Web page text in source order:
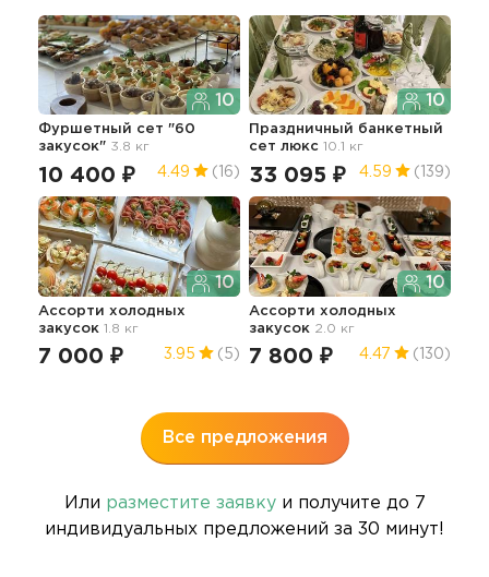
10
Фуршетный сет "60
закусок" 3.8 кг
10 400 ₽ 4.49 (16)
10
Праздничный банкетный
сет люкс 10.1 кг
33 095 ₽ 4.59 (139)
10
Ассорти холодных
закусок 1.8 кг
7 000 ₽ 3.95 (5)
10
Ассорти холодных
закусок 2.0 кг
7 800 ₽ 4.47 (130)
Все предложения
Или разместите заявкуи получите до 7
индивидуальных предложений за 30 минут!